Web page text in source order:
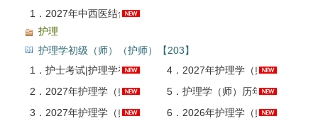
1． 2027年中西医结合骨伤学（中级）考试题库【真题精选＋章节题库＋模拟试题】AI讲解
护理
护理学初级（师）（护师）【203】
1． 护士考试|护理学初级师 (203) 卫生资格考试网校辅导 基础精讲班 考点全适合零基础省心备考 4． 2027年护理学（师）考试题库【历年真题＋章节题库＋模拟试题】AI讲解
2． 2027年护理学（师）通关套餐【网络课＋红宝书＋历年真题解析＋掌中宝】 5． 护理学（师）历年真题AI讲解
3． 2027年护理学（师）考试全套资料【考点手册＋历年真题＋题库】 6． 2026年护理学（师）考试考点手册AI讲解